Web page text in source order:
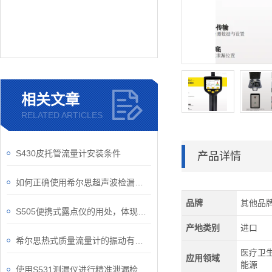
相关文章
RELATED ARTICLES
S430皮托管流量计安装条件 产品详情
品牌 其他品
产地类别 进口
应用领域
医疗卫
能源